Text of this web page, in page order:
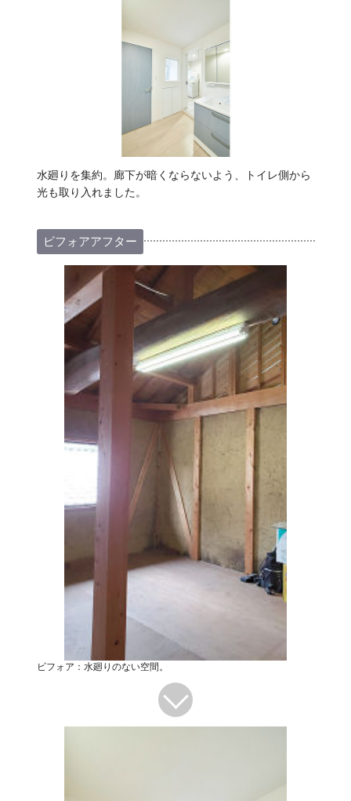
水廻りを集約。廊下が暗くならないよう、トイレ側から
光も取り入れました。
ビフォアアフター
ビフォア：水廻りのない空間。